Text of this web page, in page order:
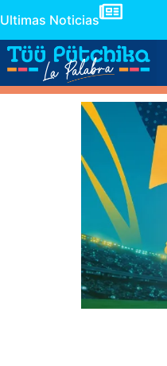
Ultimas Noticias